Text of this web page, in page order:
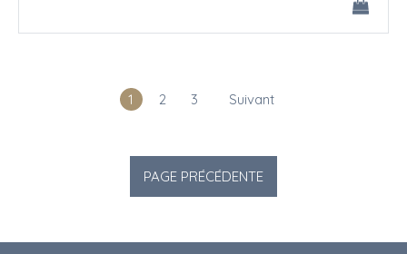
1 2 3 Suivant